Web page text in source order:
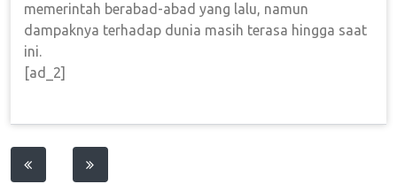
memerintah berabad-abad yang lalu, namun
dampaknya terhadap dunia masih terasa hingga saat
ini.
[ad_2]
Post